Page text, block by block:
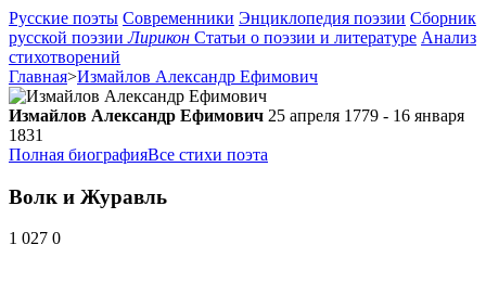
Русские поэты Современники Энциклопедия поэзии Сборник
русской поэзии Лирикон Статьи о поэзии и литературе Анализ
стихотворений
Главная>Измайлов Александр Ефимович
Измайлов Александр Ефимович 25 апреля 1779 - 16 января
1831
Полная биографияВсе стихи поэта
Волк и Журавль
1 027 0